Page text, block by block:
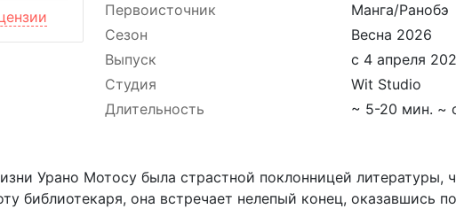
Первоисточник
Манга/Ранобэ
Сезон
Весна 2026
Выпуск
с 4 апреля
Студия
Wit Studio
Длительность
~ 5-20 мин. ~
Урано Мотосу была страстной поклонницей литературы,
библиотекаря, она встречает нелепый конец, оказавшись